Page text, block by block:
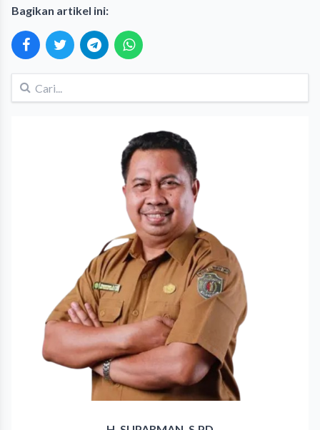
Bagikan artikel ini: